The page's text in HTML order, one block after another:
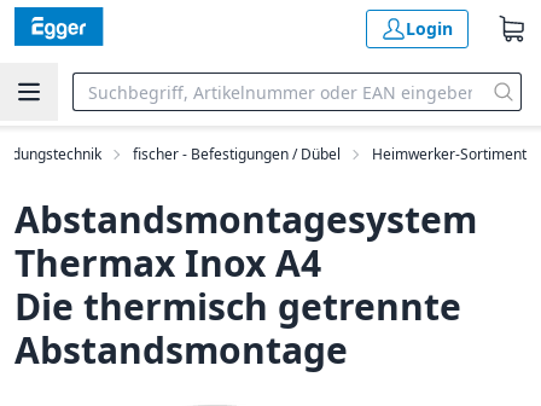
Login
fischer - Befestigungen / Dübel Heimwerker-Sortiment
Abstandsmontagesystem
Thermax Inox A4
Die thermisch getrennte
Abstandsmontage